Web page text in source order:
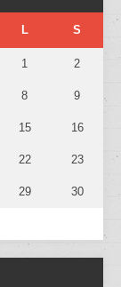
L S
1 2
8 9
15 16
22 23
29 30